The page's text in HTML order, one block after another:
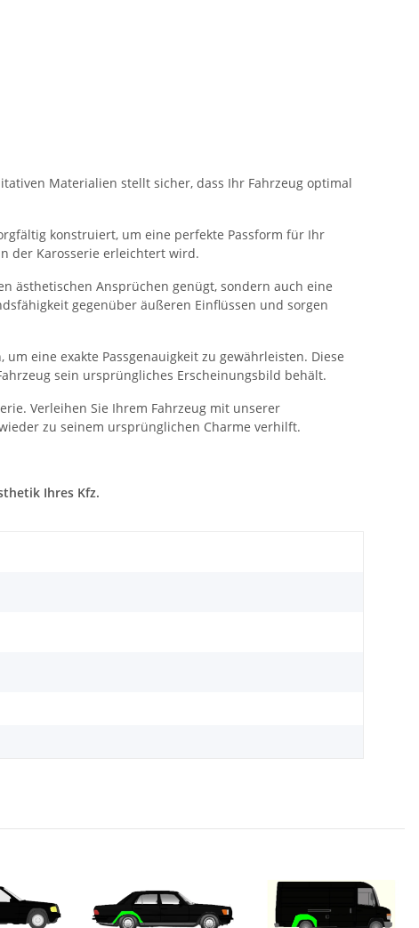
Materialien stellt sicher, dass Ihr Fahrzeug optimal
konstruiert, um eine perfekte Passform für Ihr
der Karosserie erleichtert wird.
ästhetischen Ansprüchen genügt, sondern auch eine
gegenüber äußeren Einflüssen und sorgen
eine exakte Passgenauigkeit zu gewährleisten. Diese
sein ursprüngliches Erscheinungsbild behält.
Verleihen Sie Ihrem Fahrzeug mit unserer
zu seinem ursprünglichen Charme verhilft.
Ihres Kfz.